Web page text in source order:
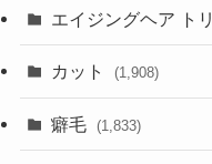
エイジングヘア ト
カット (1,908)
癖毛 (1,833)